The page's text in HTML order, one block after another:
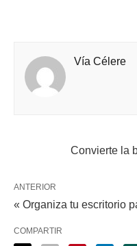
Vía Célere
Convierte la
ANTERIOR
« Organiza tu escritorio
COMPARTIR